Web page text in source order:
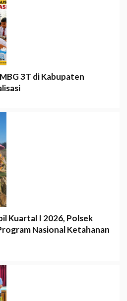
3T di Kabupaten
Kuartal I 2026, Polsek
Nasional Ketahanan